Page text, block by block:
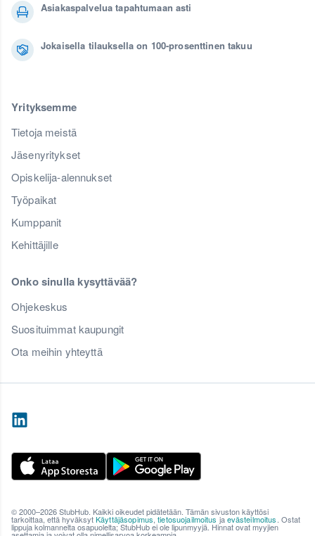
Asiakaspalvelua tapahtumaan asti
Jokaisella tilauksella on 100-prosenttinen takuu
Yrityksemme
Tietoja meistä
Jäsenyritykset
Opiskelija-alennukset
Työpaikat
Kumppanit
Kehittäjille
Onko sinulla kysyttävää?
Ohjekeskus
Suosituimmat kaupungit
Ota meihin yhteyttä
© 2000–2026 StubHub. Kaikki oikeudet pidätetään. Tämän sivuston käyttösi
tarkoittaa, että hyväksytKäyttäjäsopimus ,tietosuojailmoitus jaevästeilmoitus . Ostat
lippuja kolmannelta osapuolelta; StubHub ei ole lipunmyyjä. Hinnat ovat myyjien